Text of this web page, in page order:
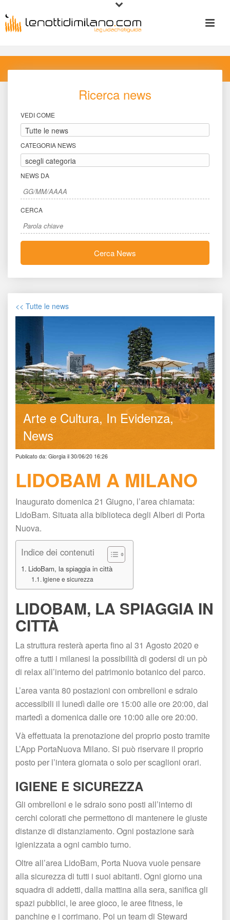
Ricerca new
VEDI COME
CATEGORIA NEWS
NEWS DA
CERCA
Cerca New
<< Tutte le new
Arte e Cultura In Evidenza
New
Publicato da: Giorgia il 30/06/20 16:26
LIDOBAM A MILANO
Inaugurato domenica 21 Giugno, l’area chiamata:
LidoBam. Situata alla biblioteca degli Alberi di Porta
Nuova.
Indice dei contenuti
LidoBam, la spiaggia in città
Igiene e sicurezza
LIDOBAM, LA SPIAGGIA IN
CITTÀ
La struttura resterà aperta fino al 31 Agosto 2020 e
offre a tutti i milanesi la possibilità di godersi di un pò
di relax all’interno del patrimonio botanico del parco.
L’area vanta 80 postazioni con ombrelloni e sdraio
accessibili il lunedì dalle ore 15:00 alle ore 20:00, dal
martedì a domenica dalle ore 10:00 alle ore 20:00.
Và effettuata la prenotazione del proprio posto tramite
L’App PortaNuova Milano. Si può riservare il proprio
posto per l’intera giornata o solo per scaglioni orari.
IGIENE E SICUREZZA
Gli ombrelloni e le sdraio sono posti all’interno di
cerchi colorati che permettono di mantenere le giuste
distanze di distanziamento. Ogni postazione sarà
igienizzata a ogni cambio turno.
Oltre all’area LidoBam, Porta Nuova vuole pensare
alla sicurezza di tutti i suoi abitanti. Ogni giorno una
quadra di addetti, dalla mattina alla sera, sanifica gli
pazi pubblici, le aree gioco, le aree fitness, le
panchine e i corrimano. Poi un team di Steward